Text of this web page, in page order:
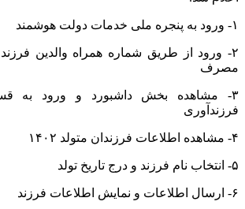
۱- ورود به پنجره ملی خدمات دولت هوشمند
۲- ورود از طریق شماره همراه والدین
مصرف
۳- مشاهده بخش داشبورد و ورود به
فرزندآوری
۴- مشاهده اطلاعات فرزندان متولد ۱۴۰۲
۵- انتخاب نام فرزند و درج تاریخ تولد
۶- ارسال اطلاعات و نمایش اطلاعات فرزند